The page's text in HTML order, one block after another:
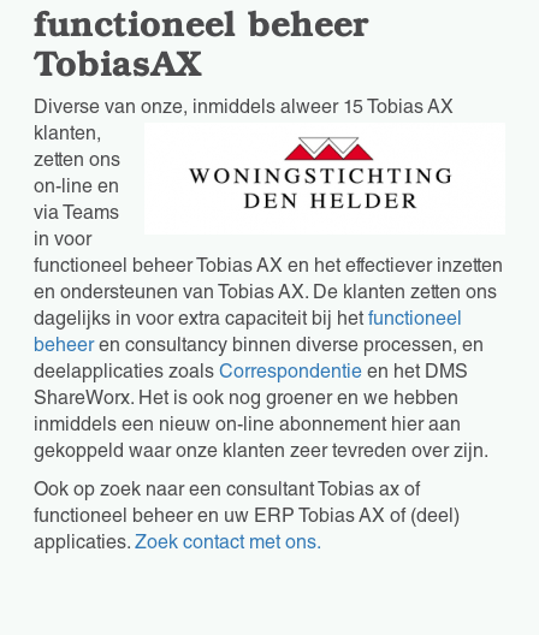
functioneel beheer
TobiasAX
Diverse van onze, inmiddels alweer 15 Tobias AX
klanten,
zetten ons
on-line en
via Teams
in voor
functioneel beheer Tobias AX en het effectiever inzetten
en ondersteunen van Tobias AX. De klanten zetten ons
dagelijks in voor extra capaciteit bij het functioneel
beheeren consultancy binnen diverse processen, en
deelapplicaties zoals Correspondentie en het DMS
ShareWorx. Het is ook nog groener en we hebben
inmiddels een nieuw on-line abonnement hier aan
gekoppeld waar onze klanten zeer tevreden over zijn.
Ook op zoek naar een consultant Tobias ax of
functioneel beheer en uw ERP Tobias AX of (deel)
applicaties. Zoek contact met ons.